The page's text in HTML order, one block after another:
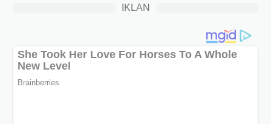
IKLAN